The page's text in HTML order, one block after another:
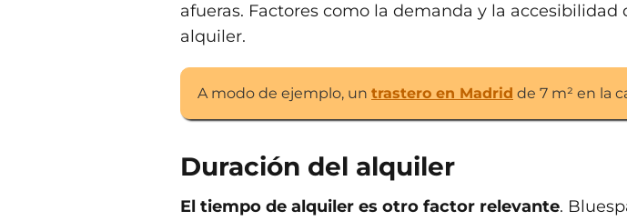
afueras. Factores como la demanda y la
alquiler.
A modo de ejemplo, un trastero en Madrid de 7 m² en la
Duración del alquiler
El tiempo de alquiler es otro factor relevante.